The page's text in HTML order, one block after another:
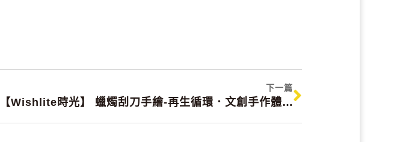
下一篇
【Wishlite時光】 蠟燭刮刀手繪-再生循環．文創手作體驗